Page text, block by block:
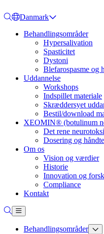
Danmark
Behandlingsområder
Hypersalivation
Spasticitet
Dystoni
Blefarospasme og
Uddannelse
Workshops
Indspillet materiale
Skræddersyet
Bestil/download
XEOMIN® (botulinum
Det rene
Dosering og
Om os
Vision og værdier
Historie
Innovation og
Compliance
Kontakt
Behandlingsområder